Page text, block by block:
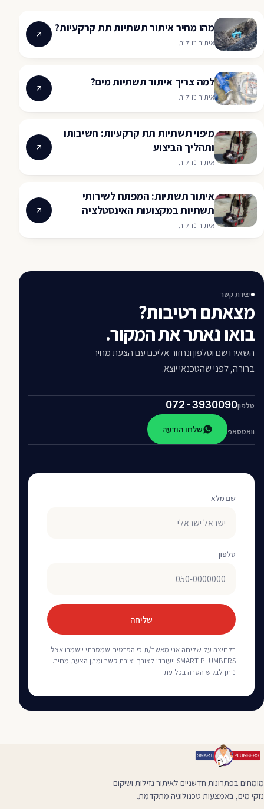
מהו מחיר איתור תשתיות תת קרקעיות?
איתור נזילות
למה צריך איתור תשתיות מים?
איתור נזילות
מיפוי תשתיות תת קרקעיות: חשיבותו
ותהליך הביצוע
איתור נזילות
איתור תשתיות: המפתח לשירותי
תשתיות במקצועות האינסטלציה
איתור נזילות
יצירת קשר
מצאתם רטיבות?
בואו נאתר את המקור.
השאירו שם וטלפון ונחזור אליכם עם הצעת מחיר
ברורה, לפני שהטכנאי יוצא.
טלפון072-3930090
וואטסאפ שלחו הודעה
שם מלא
טלפון
שליחה
בלחיצה על שליחה אני מאשר/ת כי הפרטים שמסרתי יישמרו אצל
SMART PLUMBERS ויעובדו לצורך יצירת קשר ומתן הצעת מחיר.
ניתן לבקש הסרה בכל עת.
מומחים בפתרונות חדשניים לאיתור נזילות ושיקום
נזקי מים, באמצעות טכנולוגיה מתקדמת.